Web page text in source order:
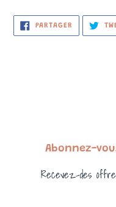
PARTAGER PARTAGER
FACEBOOK
Abonnez-
Recevez-des